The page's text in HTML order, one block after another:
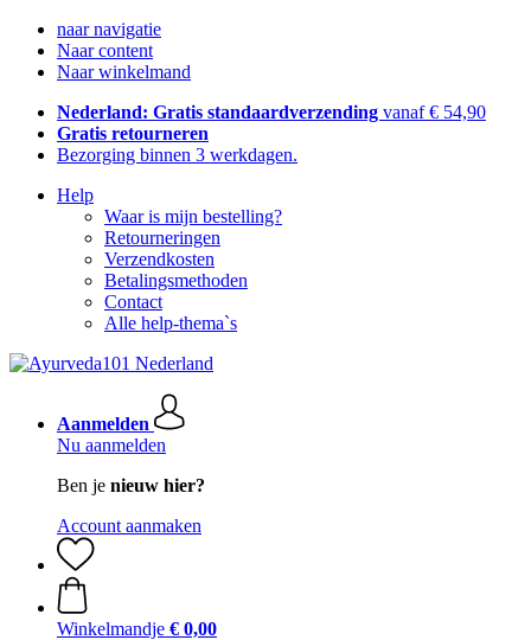
naar navigatie
Naar content
Naar winkelmand
Nederland: Gratis standaardverzending vanaf € 54,90
Gratis retourneren
Bezorging binnen 3 werkdagen.
Help
Waar is mijn bestelling?
Retourneringen
Verzendkosten
Betalingsmethoden
Contact
Alle help-thema`s
Aanmelden
Nu aanmelden
Ben je nieuw hier?
Account aanmaken
Winkelmandje € 0,00